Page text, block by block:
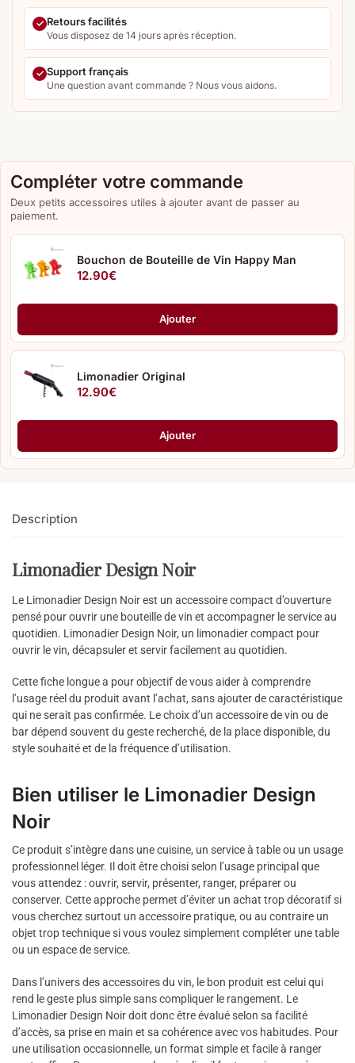
Retours facilités
Vous disposez de 14 jours après réception.
Support français
Une question avant commande ? Nous vous aidons.
Compléter votre commande
Deux petits accessoires utiles à ajouter avant de passer au
paiement.
Bouchon de Bouteille de Vin Happy Man
12.90€
Ajouter
Limonadier Original
12.90€
Ajouter
Description
Limonadier Design Noir
Le Limonadier Design Noir est un accessoire compact d’ouverture
pensé pour ouvrir une bouteille de vin et accompagner le service au
quotidien. Limonadier Design Noir, un limonadier compact pour
ouvrir le vin, décapsuler et servir facilement au quotidien.
Cette fiche longue a pour objectif de vous aider à comprendre
l’usage réel du produit avant l’achat, sans ajouter de caractéristique
qui ne serait pas confirmée. Le choix d’un accessoire de vin ou de
bar dépend souvent du geste recherché, de la place disponible, du
style souhaité et de la fréquence d’utilisation.
Bien utiliser le Limonadier Design
Noir
Ce produit s’intègre dans une cuisine, un service à table ou un usage
professionnel léger. Il doit être choisi selon l’usage principal que
vous attendez : ouvrir, servir, présenter, ranger, préparer ou
conserver. Cette approche permet d’éviter un achat trop décoratif si
vous cherchez surtout un accessoire pratique, ou au contraire un
objet trop technique si vous voulez simplement compléter une table
ou un espace de service.
Dans l’univers des accessoires du vin, le bon produit est celui qui
rend le geste plus simple sans compliquer le rangement. Le
Limonadier Design Noir doit donc être évalué selon sa facilité
d’accès, sa prise en main et sa cohérence avec vos habitudes. Pour
une utilisation occasionnelle, un format simple et facile à ranger